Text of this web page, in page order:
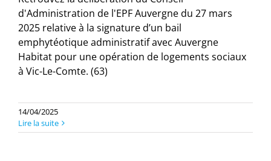
d'Administration de l'EPF Auvergne du 27 mars
2025 relative à la signature d’un bail
emphytéotique administratif avec Auvergne
Habitat pour une opération de logements sociaux
à Vic-Le-Comte. (63)
14/04/2025
Lire la suite